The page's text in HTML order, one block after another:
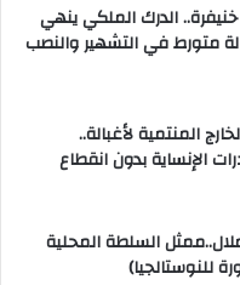
الدرك الملكي ينهي
متورط في التشهير والنصب
المنتمية لأغبالة..
الإنساية بدون انقطاع
السلطة المحلية
للنوستالجيا)